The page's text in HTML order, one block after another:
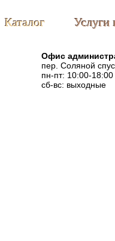
Каталог Услуги
Офис
пер. Соляной
пн-пт: 10:00-18:00
сб-вс: выходные